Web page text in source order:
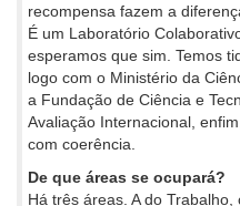
recompensa fazem a
É um Laboratório
esperamos que sim. Temos
logo com o Ministério da
a Fundação de Ciência e
Avaliação Internacional,
com coerência.
De que áreas se ocupará?
Há três áreas. A do